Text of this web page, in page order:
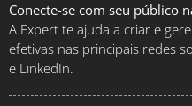
Conecte-se com seu público
A Expert te ajuda a criar e
efetivas nas principais redes
e LinkedIn.